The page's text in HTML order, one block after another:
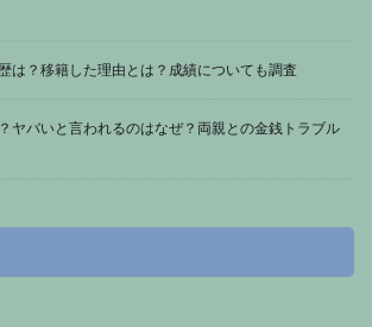
は？移籍した理由とは？成績についても調査
ヤバいと言われるのはなぜ？両親との金銭トラブル